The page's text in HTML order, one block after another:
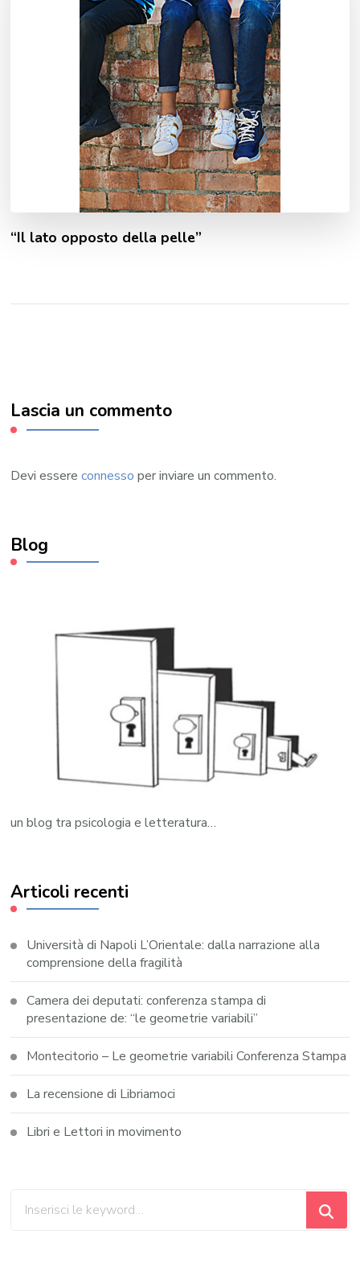
“Il lato opposto della pelle”
Lascia un commento
Devi essereconnesso per inviare un commento.
Blog
un blog tra psicologia e letteratura…
Articoli recenti
Università di Napoli L’Orientale: dalla narrazione alla
comprensione della fragilità
Camera dei deputati: conferenza stampa di
presentazione de: “le geometrie variabili”
Montecitorio – Le geometrie variabili Conferenza Stampa
La recensione di Libriamoci
Libri e Lettori in movimento